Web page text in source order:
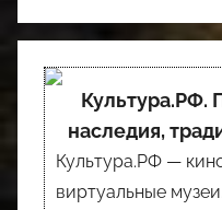
Культура.РФ.
наследия,
Культура.РФ —
виртуальные